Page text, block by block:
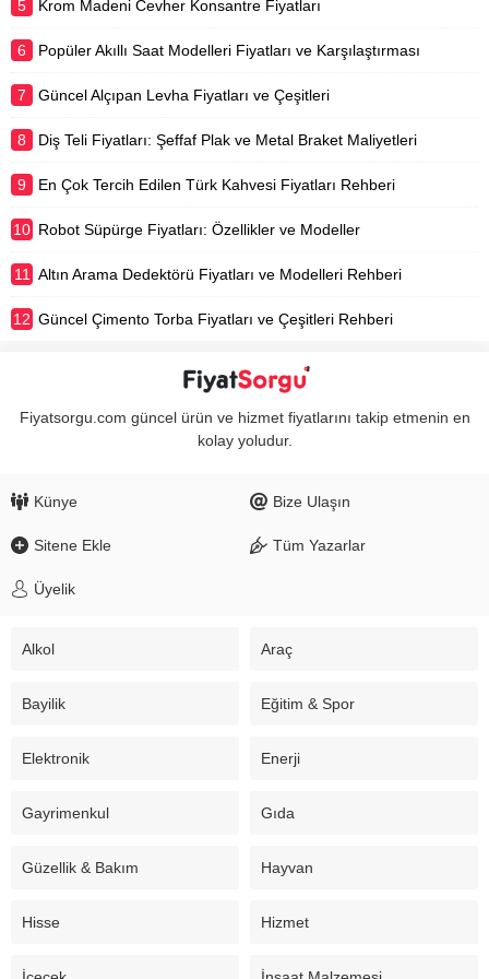
5 Krom Madeni Cevher Konsantre Fiyatları
6 Popüler Akıllı Saat Modelleri Fiyatları ve Karşılaştırması
7 Güncel Alçıpan Levha Fiyatları ve Çeşitleri
8 Diş Teli Fiyatları: Şeffaf Plak ve Metal Braket Maliyetleri
9 En Çok Tercih Edilen Türk Kahvesi Fiyatları Rehberi
10 Robot Süpürge Fiyatları: Özellikler ve Modeller
11 Altın Arama Dedektörü Fiyatları ve Modelleri Rehberi
12 Güncel Çimento Torba Fiyatları ve Çeşitleri Rehberi
Fiyatsorgu.com güncel ürün ve hizmet fiyatlarını takip etmenin en
kolay yoludur.
Künye Bize Ulaşın
Sitene Ekle Tüm Yazarlar
Üyelik
Alkol Araç
Bayilik Eğitim & Spor
Elektronik Enerji
Gayrimenkul Gıda
Güzellik & Bakım Hayvan
Hisse Hizmet